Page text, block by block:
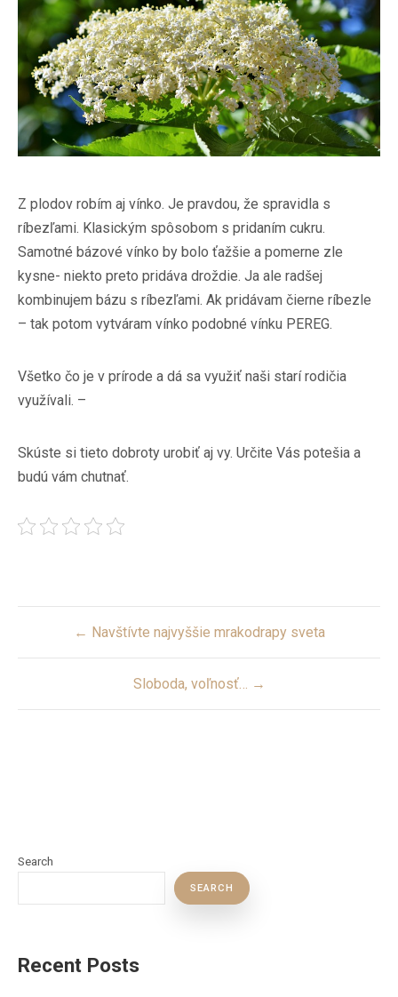
Z plodov robím aj vínko. Je pravdou, že spravidla s
ríbezľami. Klasickým spôsobom s pridaním cukru.
Samotné bázové vínko by bolo ťažšie a pomerne zle
kysne- niekto preto pridáva droždie. Ja ale radšej
kombinujem bázu s ríbezľami. Ak pridávam čierne ríbezle
– tak potom vytváram vínko podobné vínku PEREG.
Všetko čo je v prírode a dá sa využiť naši starí rodičia
využívali. –
Skúste si tieto dobroty urobiť aj vy. Určite Vás potešia a
budú vám chutnať.
← Navštívte najvyššie mrakodrapy sveta
Sloboda, voľnosť… →
Search
SEARCH
Recent Posts